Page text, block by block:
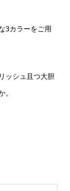
3カラーをご用
ッシュ且つ大胆